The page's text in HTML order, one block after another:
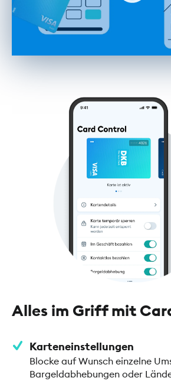
Alles im Griff mit
Karteneinstellungen
Blocke auf Wunsch einzelne
Bargeldabhebungen oder